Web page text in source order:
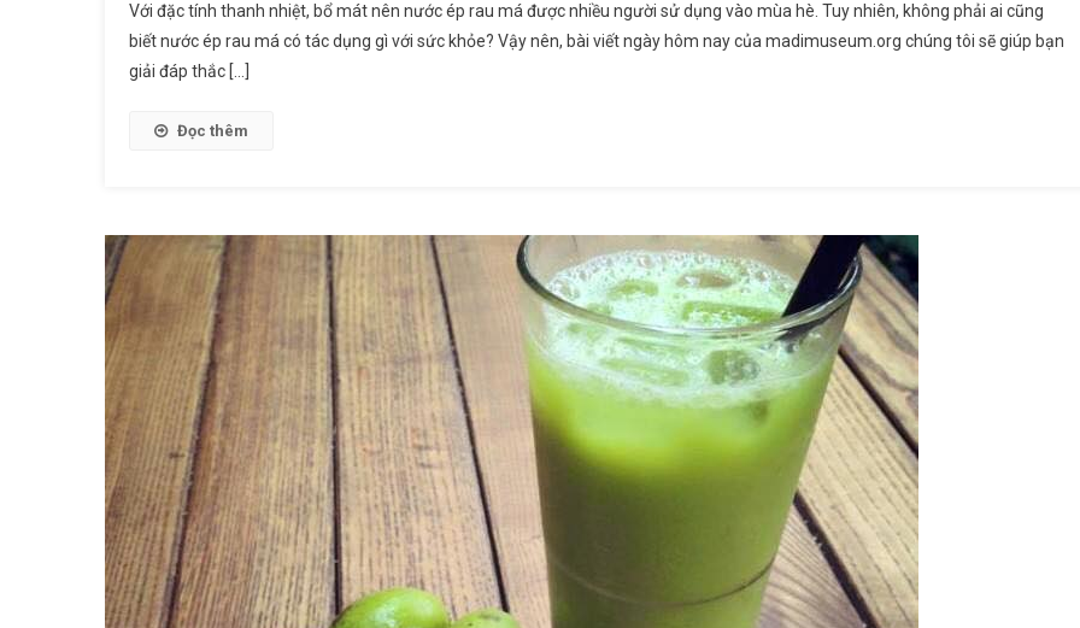
Với đặc tính thanh nhiệt, bổ mát nên nước ép rau má được nhiều người sử dụng vào mùa hè. Tuy nhiên, không phải ai cũng
biết nước ép rau má có tác dụng gì với sức khỏe? Vậy nên, bài viết ngày hôm nay của madimuseum.org chúng tôi sẽ giúp bạn
giải đáp thắc […]
Đọc thêm